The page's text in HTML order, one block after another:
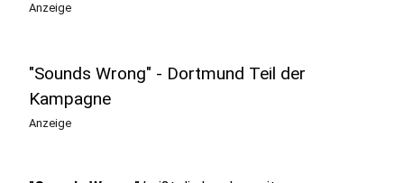
Anzeige
"Sounds Wrong" - Dortmund Teil der
Kampagne
Anzeige